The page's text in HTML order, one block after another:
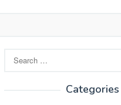
for:
Categories